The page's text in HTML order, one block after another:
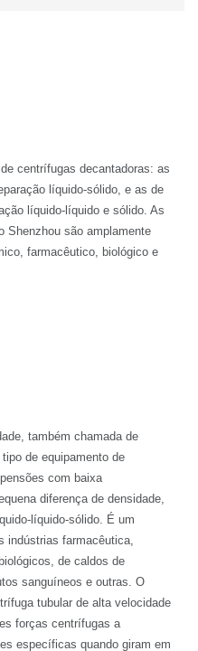
centrífugas decantadoras: as
líquido-sólido, e as de
líquido-líquido e sólido. As
Shenzhou são amplamente
farmacêutico, biológico e
também chamada de
de equipamento de
com baixa
diferença de densidade,
líquido-sólido. É um
indústrias farmacêutica,
de caldos de
sanguíneos e outras. O
tubular de alta velocidade
forças centrífugas a
específicas quando giram em